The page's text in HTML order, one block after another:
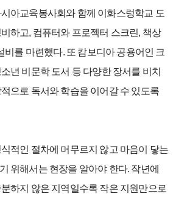
아교육봉사회와 함께 이화스렁학교 도
하고, 컴퓨터와 프로젝터 스크린, 책상
비를 마련했다. 또 캄보디아 공용어인 크
년 비문학 도서 등 다양한 장서를 비치
으로 독서와 학습을 이어갈 수 있도록
적인 절차에 머무르지 않고 마음이 닿는
위해서는 현장을 알아야 한다. 작년에
하지 않은 지역일수록 작은 지원만으로